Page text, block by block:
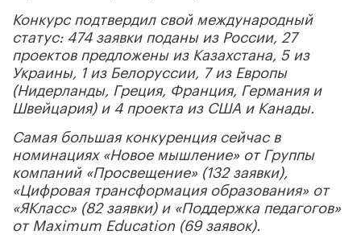
Конкурс подтвердил свой международный
статус: 474 заявки поданы из России, 27
проектов предложены из Казахстана, 5 из
Украины, 1 из Белоруссии, 7 из Европы
(Нидерланды, Греция, Франция, Германия и
Швейцария) и 4 проекта из США и Канады.
Самая большая конкуренция сейчас в
номинациях «Новое мышление» от Группы
компаний «Просвещение» (132 заявки),
«Цифровая трансформация образования» от
«ЯКласс» (82 заявки) и «Поддержка педагогов»
от Maximum Education (69 заявок).